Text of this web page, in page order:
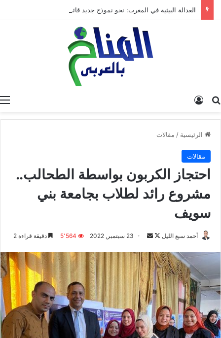
البحث عن
الرئيسية / مقالات
مقالات
احتجاز الكربون بواسطة الطحالب..
مشروع رائد لطلاب بجامعة بني
سويف
أحمد سبع الليل
ت
ب
ع
ع
ل
ى
X
س
ل
ب
ر
ي
ا
23 سبتمبر, 2022 5٬564 دقيقة قراءة 2